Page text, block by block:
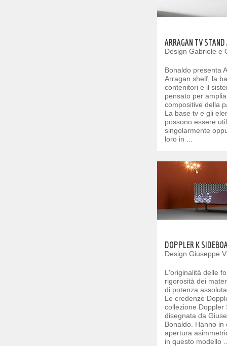
ARRAGAN TV
Design Gabriele e
Bonaldo presenta
Arragan shelf, la
contenitori e il
pensato per
compositive della
La base tv e gli
possono essere
singolarmente
loro in ...
DOPPLER K
Design Giuseppe
L'originalità delle
rigorosità dei
di potenza
Le credenze
collezione Doppler
disegnata da
Bonaldo. Hanno in
apertura
in questo modello